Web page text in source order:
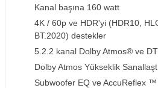
Kanal başına 160 watt
4K / 60p ve HDR'yi (HDR10,
BT.2020) destekler
5.2.2 kanal Dolby Atmos® ve
Dolby Atmos Yükseklik
Subwoofer EQ ve AccuReflex ™